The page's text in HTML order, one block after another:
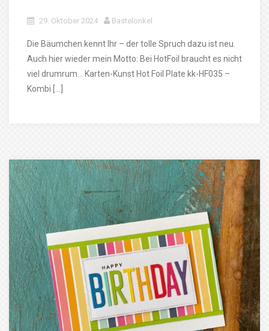
29. Oktober 2024 Bastelonkel
Die Bäumchen kennt Ihr – der tolle Spruch dazu ist neu.
Auch hier wieder mein Motto: Bei HotFoil braucht es nicht
viel drumrum… Karten-Kunst Hot Foil Plate kk-HF035 –
Kombi […]